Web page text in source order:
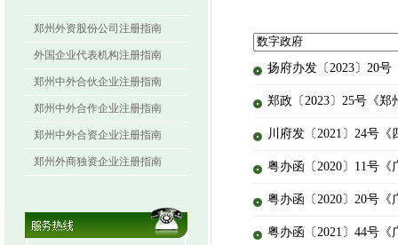
郑州外资股份公司注册指南
外国企业代表机构注册指南
郑州中外合伙企业注册指南
郑州中外合作企业注册指南
郑州中外合资企业注册指南
郑州外商独资企业注册指南
扬府办发〔2023〕20
郑政〔2023〕25号《
川府发〔2021〕24号
粤办函〔2020〕11号
粤办函〔2020〕20号
粤办函〔2021〕44号